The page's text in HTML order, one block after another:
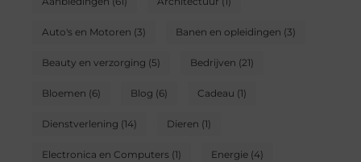
Auto's en Motoren (3) Banen en opleidingen (3)
Beauty en verzorging (5) Bedrijven (21)
Bloemen (6) Blog (6) Cadeau (1)
Dienstverlening (14) Dieren (1)
Electronica en Computers(1) Energie(4)